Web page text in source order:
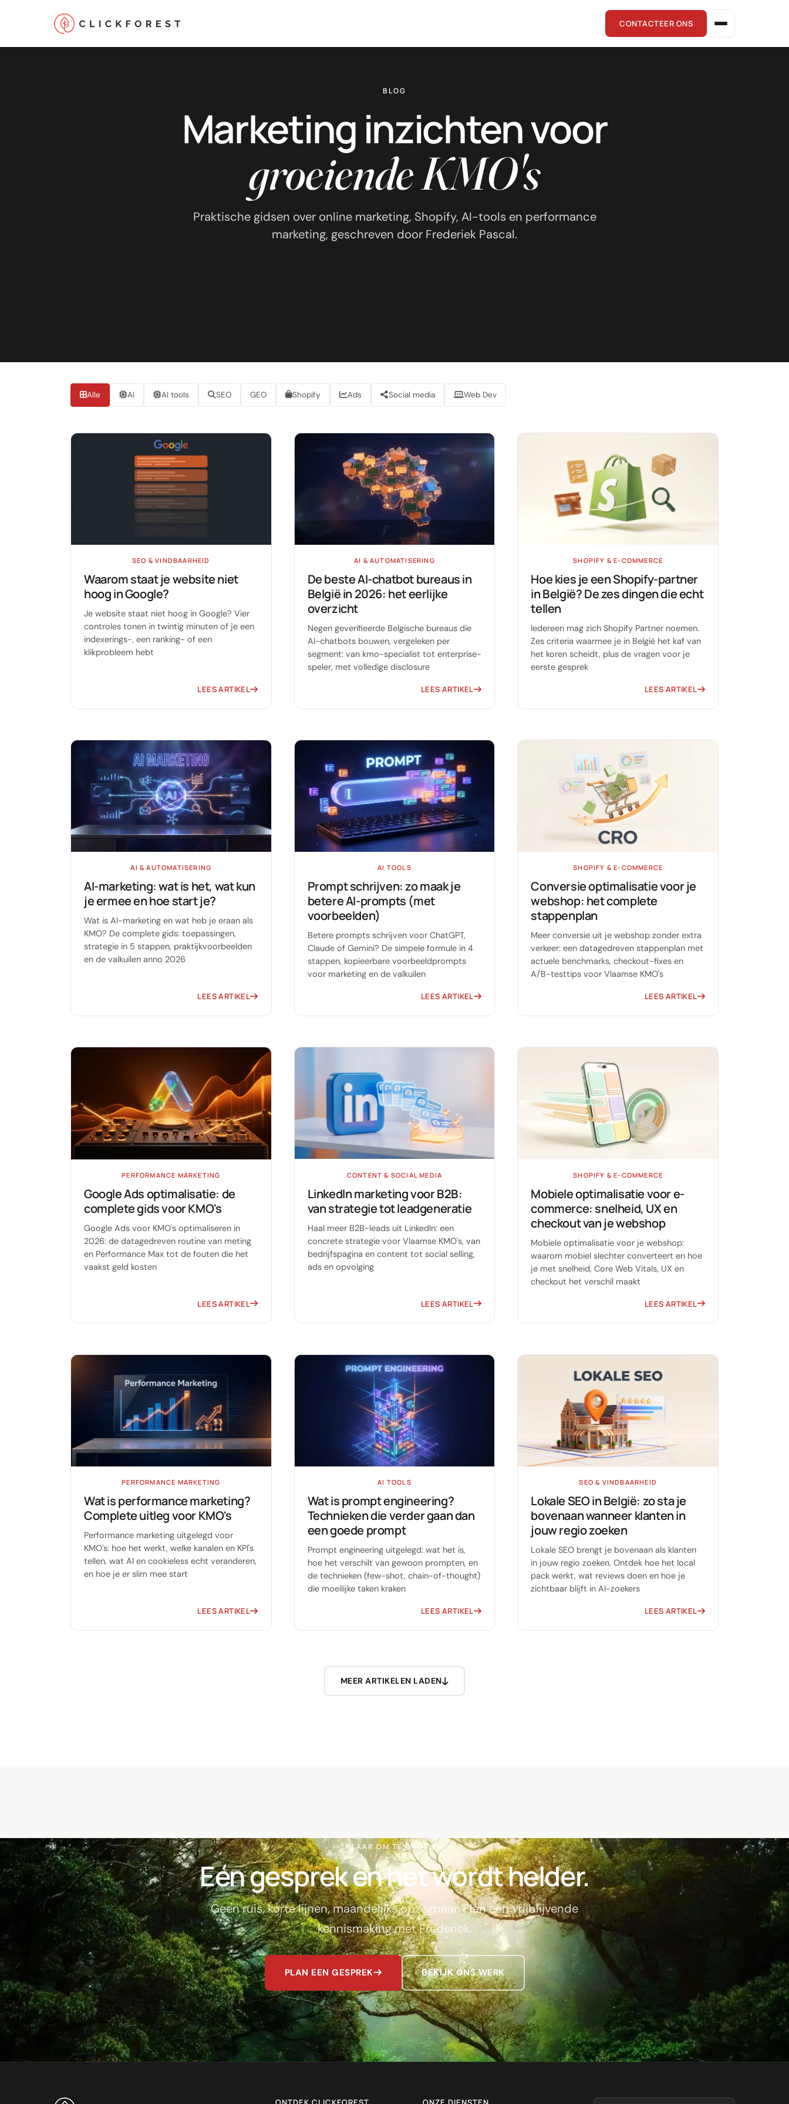
CONTACTEER ONS
WhatsApp verkoop
Beheer & support
AI-agents
Website ontwikkeling
Razendsnel met Astro
BLOG
Marketing inzichten voor
groeiende KMO's
Praktische gidsen over online marketing, Shopify, AI-tools en performance
marketing, geschreven door Frederiek Pascal.
Alle AI AI tools SEO GEO Shopify Ads Social media Web Dev
Artikelen
SEO & VINDBAARHEID
Waarom staat je website niet
hoog in Google?
Je website staat niet hoog in Google? Vier
controles tonen in twintig minuten of je een
indexerings-, een ranking- of een
klikprobleem hebt
LEES ARTIKEL
AI & AUTOMATISERING
De beste AI-chatbot bureaus in
België in 2026: het eerlijke
overzicht
Negen geverifieerde Belgische bureaus die
AI-chatbots bouwen, vergeleken per
segment: van kmo-specialist tot enterprise-
speler, met volledige disclosure
LEES ARTIKEL
SHOPIFY & E-COMMERCE
Hoe kies je een Shopify-partner
in België? De zes dingen die echt
tellen
Iedereen mag zich Shopify Partner noemen.
Zes criteria waarmee je in België het kaf van
het koren scheidt, plus de vragen voor je
eerste gesprek
LEES ARTIKEL
AI & AUTOMATISERING
AI-marketing: wat is het, wat kun
je ermee en hoe start je?
Wat is AI-marketing en wat heb je eraan als
KMO? De complete gids: toepassingen,
strategie in 5 stappen, praktijkvoorbeelden
en de valkuilen anno 2026
LEES ARTIKEL
AI TOOLS
Prompt schrijven: zo maak je
betere AI-prompts (met
voorbeelden)
Betere prompts schrijven voor ChatGPT,
Claude of Gemini? De simpele formule in 4
stappen, kopieerbare voorbeeldprompts
voor marketing en de valkuilen
LEES ARTIKEL
SHOPIFY & E-COMMERCE
Conversie optimalisatie voor je
webshop: het complete
stappenplan
Meer conversie uit je webshop zonder extra
verkeer: een datagedreven stappenplan met
actuele benchmarks, checkout-fixes en
A/B-testtips voor Vlaamse KMO's
LEES ARTIKEL
PERFORMANCE MARKETING
Google Ads optimalisatie: de
complete gids voor KMO's
Google Ads voor KMO's optimaliseren in
2026: de datagedreven routine van meting
en Performance Max tot de fouten die het
vaakst geld kosten
LEES ARTIKEL
CONTENT & SOCIAL MEDIA
LinkedIn marketing voor B2B:
van strategie tot leadgeneratie
Haal meer B2B-leads uit LinkedIn: een
concrete strategie voor Vlaamse KMO's, van
bedrijfspagina en content tot social selling,
ads en opvolging
LEES ARTIKEL
SHOPIFY & E-COMMERCE
Mobiele optimalisatie voor e-
commerce: snelheid, UX en
checkout van je webshop
Mobiele optimalisatie voor je webshop:
waarom mobiel slechter converteert en hoe
je met snelheid, Core Web Vitals, UX en
checkout het verschil maakt
LEES ARTIKEL
PERFORMANCE MARKETING
Wat is performance marketing?
Complete uitleg voor KMO's
Performance marketing uitgelegd voor
KMO's: hoe het werkt, welke kanalen en KPI's
tellen, wat AI en cookieless echt veranderen,
en hoe je er slim mee start
LEES ARTIKEL
AI TOOLS
Wat is prompt engineering?
Technieken die verder gaan dan
een goede prompt
Prompt engineering uitgelegd: wat het is,
hoe het verschilt van gewoon prompten, en
de technieken (few-shot, chain-of-thought)
die moeilijke taken kraken
LEES ARTIKEL
SEO & VINDBAARHEID
Lokale SEO in België: zo sta je
bovenaan wanneer klanten in
jouw regio zoeken
Lokale SEO brengt je bovenaan als klanten
in jouw regio zoeken. Ontdek hoe het local
pack werkt, wat reviews doen en hoe je
zichtbaar blijft in AI-zoekers
LEES ARTIKEL
MEER ARTIKELEN LADEN
KLAAR OM TE GROEIEN
Eén gesprek en het wordt helder.
Geen ruis, korte lijnen, maandelijks opzegbaar. Plan een vrijblijvende
kennismaking met Frederiek.
PLAN EEN GESPREK BEKIJK ONS WERK